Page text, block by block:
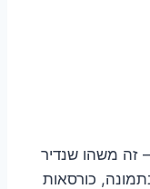
זה משהו שנדיר
כורסאות